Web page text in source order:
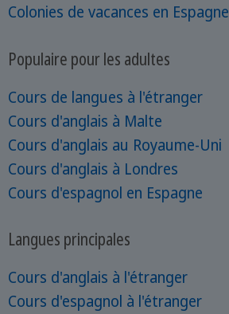
Colonies de vacances en Espagne
Populaire pour les adultes
Cours de langues à l'étranger
Cours d'anglais à Malte
Cours d'anglais au Royaume-Uni
Cours d'anglais à Londres
Cours d'espagnol en Espagne
Langues principales
Cours d'anglais à l'étranger
Cours d'espagnol à l'étranger